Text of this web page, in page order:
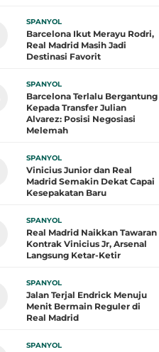
SPANYOL
Barcelona Ikut Merayu Rodri,
Real Madrid Masih Jadi
Destinasi Favorit
SPANYOL
Barcelona Terlalu Bergantung
Kepada Transfer Julian
Alvarez: Posisi Negosiasi
Melemah
SPANYOL
Vinicius Junior dan Real
Madrid Semakin Dekat Capai
Kesepakatan Baru
SPANYOL
Real Madrid Naikkan Tawaran
Kontrak Vinicius Jr, Arsenal
Langsung Ketar-Ketir
SPANYOL
Jalan Terjal Endrick Menuju
Menit Bermain Reguler di
Real Madrid
SPANYOL